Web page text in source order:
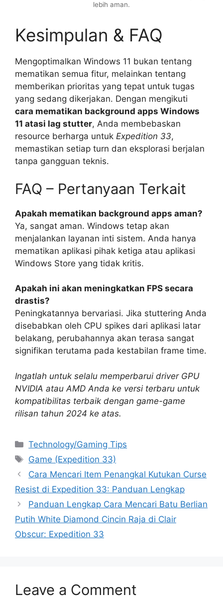
lebih aman.
Kesimpulan & FAQ
Mengoptimalkan Windows 11 bukan tentang
mematikan semua fitur, melainkan tentang
memberikan prioritas yang tepat untuk tugas
yang sedang dikerjakan. Dengan mengikuti
cara mematikan background apps Windows
11 atasi lag stutter, Anda membebaskan
resource berharga untuk Expedition 33,
memastikan setiap turn dan eksplorasi berjalan
tanpa gangguan teknis.
FAQ – Pertanyaan Terkait
Apakah mematikan background apps aman?
Ya, sangat aman. Windows tetap akan
menjalankan layanan inti sistem. Anda hanya
mematikan aplikasi pihak ketiga atau aplikasi
Windows Store yang tidak kritis.
Apakah ini akan meningkatkan FPS secara
drastis?
Peningkatannya bervariasi. Jika stuttering Anda
disebabkan oleh CPU spikes dari aplikasi latar
belakang, perubahannya akan terasa sangat
signifikan terutama pada kestabilan frame time.
Ingatlah untuk selalu memperbarui driver GPU
NVIDIA atau AMD Anda ke versi terbaru untuk
kompatibilitas terbaik dengan game-game
rilisan tahun 2024 ke atas.
Categories
Technology/Gaming Tips
Tags
Game (Expedition 33)
Cara Mencari Item Penangkal Kutukan Curse
Resist di Expedition 33: Panduan Lengkap
Panduan Lengkap Cara Mencari Batu Berlian
Putih White Diamond Cincin Raja di Clair
Obscur: Expedition 33
Leave a Comment